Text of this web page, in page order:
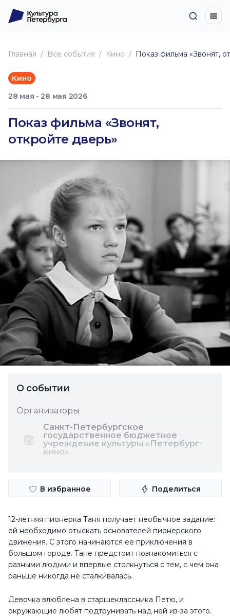
Главная Все события Кино Показ фильма «Звонят,
Кино
28 мая - 28 мая 2026
Показ фильма «Звонят,
откройте дверь»
О событии
Организаторы
Санкт-Петербургское
государственное бюджетное
учреждение культуры «Петербург-
кино»
В избранное Поделиться
12-летняя пионерка Таня получает необычное задание:
ей необходимо отыскать основателей пионерского
движения. С этого начинаются ее приключения в
большом городе. Тане предстоит познакомиться с
разными людьми и впервые столкнуться с тем, с чем она
раньше никогда не сталкивалась.
Девочка влюблена в старшеклассника Петю, и
окружающие любят подтрунивать над ней из-за этого.